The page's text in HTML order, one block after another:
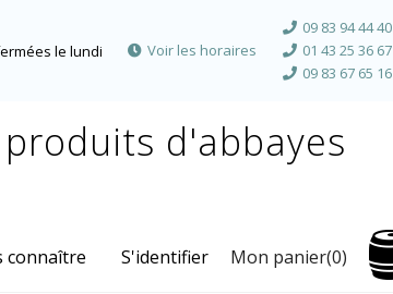
le lundi Voir les horaires
09 83 94 44 40
01 43 25 36 67
09 83 67 65 16
d'abbayes
connaître S'identifier Mon panier(0)